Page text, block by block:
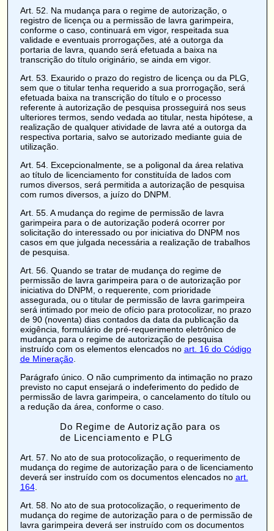
Art. 52. Na mudança para o regime de autorização, o
registro de licença ou a permissão de lavra garimpeira,
conforme o caso, continuará em vigor, respeitada sua
validade e eventuais prorrogações, até a outorga da
portaria de lavra, quando será efetuada a baixa na
transcrição do título originário, se ainda em vigor.
Art. 53. Exaurido o prazo do registro de licença ou da PLG,
sem que o titular tenha requerido a sua prorrogação, será
efetuada baixa na transcrição do título e o processo
referente à autorização de pesquisa prosseguirá nos seus
ulteriores termos, sendo vedada ao titular, nesta hipótese, a
realização de qualquer atividade de lavra até a outorga da
respectiva portaria, salvo se autorizado mediante guia de
utilização.
Art. 54. Excepcionalmente, se a poligonal da área relativa
ao título de licenciamento for constituída de lados com
rumos diversos, será permitida a autorização de pesquisa
com rumos diversos, a juízo do DNPM.
Art. 55. A mudança do regime de permissão de lavra
garimpeira para o de autorização poderá ocorrer por
solicitação do interessado ou por iniciativa do DNPM nos
casos em que julgada necessária a realização de trabalhos
de pesquisa.
Art. 56. Quando se tratar de mudança do regime de
permissão de lavra garimpeira para o de autorização por
iniciativa do DNPM, o requerente, com prioridade
assegurada, ou o titular de permissão de lavra garimpeira
será intimado por meio de ofício para protocolizar, no prazo
de 90 (noventa) dias contados da data da publicação da
exigência, formulário de pré-requerimento eletrônico de
mudança para o regime de autorização de pesquisa
instruído com os elementos elencados no art. 16 do Código
de Mineração.
Parágrafo único. O não cumprimento da intimação no prazo
previsto no caput ensejará o indeferimento do pedido de
permissão de lavra garimpeira, o cancelamento do título ou
a redução da área, conforme o caso.
Do Regime de Autorização para os
de Licenciamento e PLG
Art. 57 . No ato de sua protocolização, o requerimento de
mudança do regime de autorização para o de licenciamento
deverá ser instruído com os documentos elencados no art.
164.
Art. 58. No ato de sua protocolização, o requerimento de
mudança do regime de autorização para o de permissão de
lavra garimpeira deverá ser instruído com os documentos